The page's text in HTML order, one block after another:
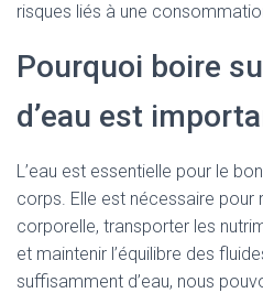
risques liés à une
Pourquoi boire
d’eau est
L’eau est essentielle pour le
corps. Elle est nécessaire pour
corporelle, transporter les
et maintenir l’équilibre des
suffisamment d’eau, nous